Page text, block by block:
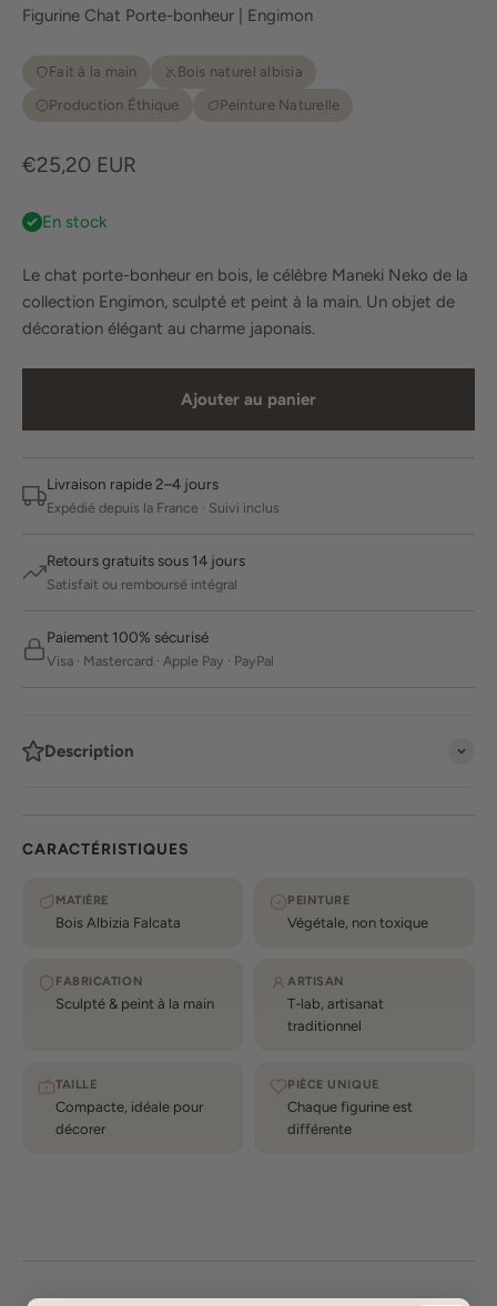
Figurine Chat Porte-bonheur | Engimon
Fait à la main
Bois naturel albisia
Production Éthique
Peinture Naturelle
Prix de vente
€25,20 EUR
En stock
Le chat porte-bonheur en bois, le célèbre Maneki Neko de la
collection Engimon, sculpté et peint à la main. Un objet de
décoration élégant au charme japonais.
Ajouter au panier
Livraison rapide 2–4 jours
Expédié depuis la France · Suivi inclus
Retours gratuits sous 14 jours
Satisfait ou remboursé intégral
Paiement 100% sécurisé
Visa · Mastercard · Apple Pay · PayPal
Description
CARACTÉRISTIQUES
MATIÈRE
Bois Albizia Falcata
PEINTURE
Végétale, non toxique
FABRICATION
Sculpté & peint à la main
ARTISAN
T-lab, artisanat
traditionnel
TAILLE
Compacte, idéale pour
décorer
PIÈCE UNIQUE
Chaque figurine est
différente